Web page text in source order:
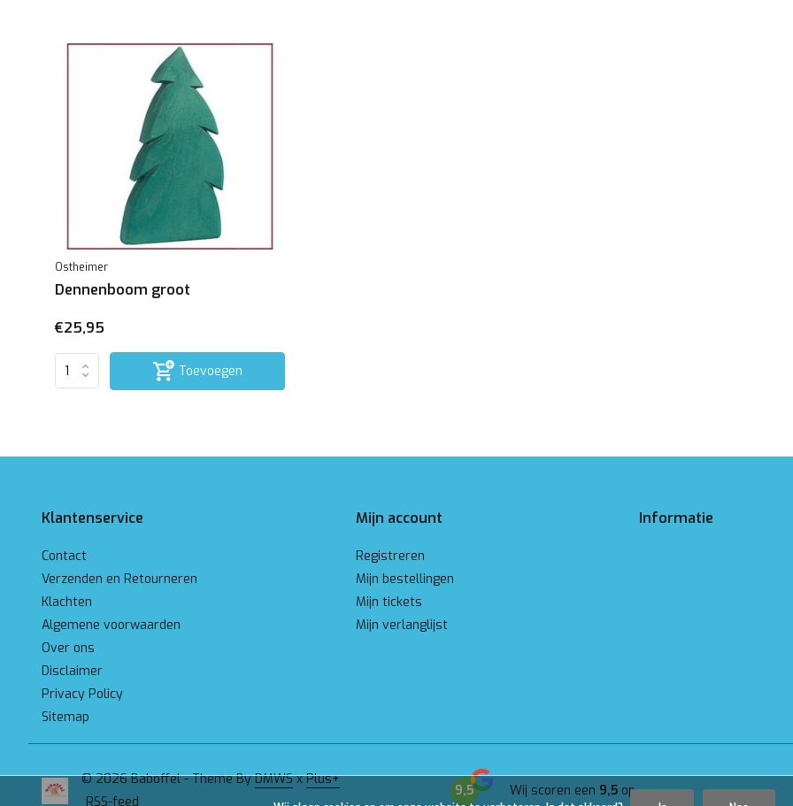
Ostheimer
Dennenboom groot
€25,95
Toevoegen
Klantenservice
Contact
Verzenden en Retourneren
Klachten
Algemene voorwaarden
Over ons
Disclaimer
Privacy Policy
Sitemap
Mijn account
Registreren
Mijn bestellingen
Mijn tickets
Mijn verlanglijst
Informatie
© 2026 Baboffel - Theme ByDMWSxPlus+
RSS-feed
9,5 Wij scoren een 9,5opGoogle